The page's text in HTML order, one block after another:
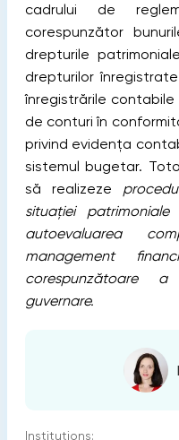
cadrului de
corespunzător
drepturile
drepturilor
înregistrările
de conturi în
privind evidența
sistemul bugetar.
să realizeze
situației
autoevaluarea
management
corespunzătoare
guvernare.
Institutions: